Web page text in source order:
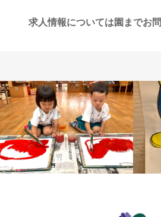
求人情報については園までお
保育